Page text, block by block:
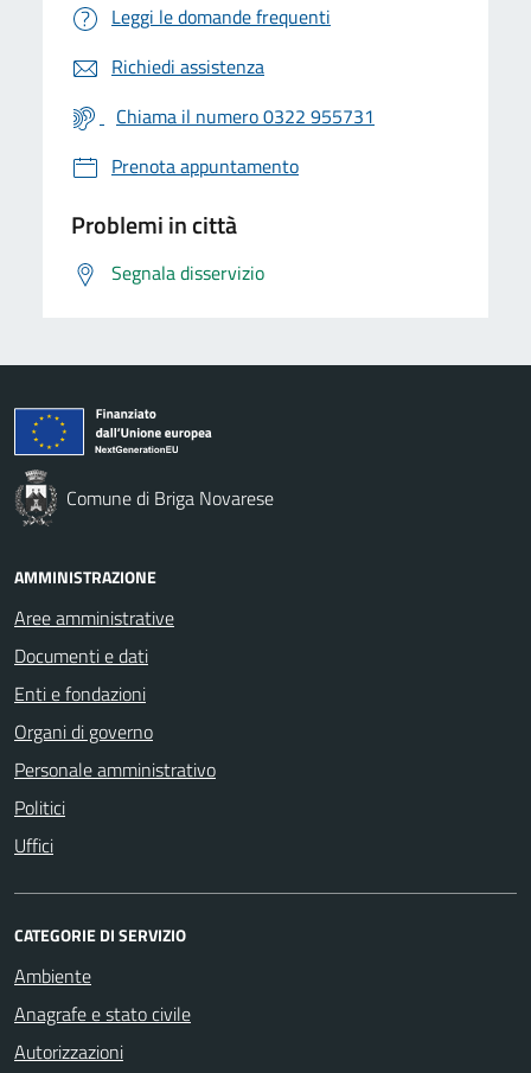
Leggi le domande frequenti
Richiedi assistenza
Chiama il numero 0322 955731
Prenota appuntamento
Problemi in città
Segnala disservizio
Comune di Briga Novarese
AMMINISTRAZIONE
Aree amministrative
Documenti e dati
Enti e fondazioni
Organi di governo
Personale amministrativo
Politici
Uffici
CATEGORIE DI SERVIZIO
Ambiente
Anagrafe e stato civile
Autorizzazioni